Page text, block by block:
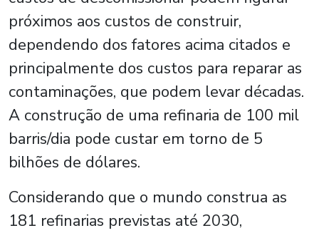
próximos aos custos de construir,
dependendo dos fatores acima citados e
principalmente dos custos para reparar as
contaminações, que podem levar décadas.
A construção de uma refinaria de 100 mil
barris/dia pode custar em torno de 5
bilhões de dólares.
Considerando que o mundo construa as
181 refinarias previstas até 2030,